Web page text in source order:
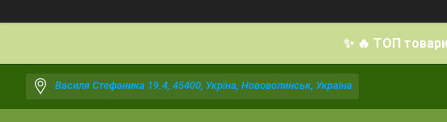
✨ 🔥 ТОП
Василя Стефаника 19.4, 45400, Укрїна, Нововолинськ, Україна